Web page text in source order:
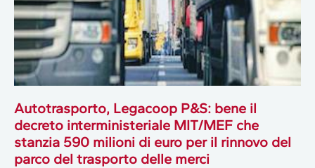
Autotrasporto, Legacoop P&S: bene il
decreto interministeriale MIT/MEF che
stanzia 590 milioni di euro per il rinnovo del
parco del trasporto delle merci